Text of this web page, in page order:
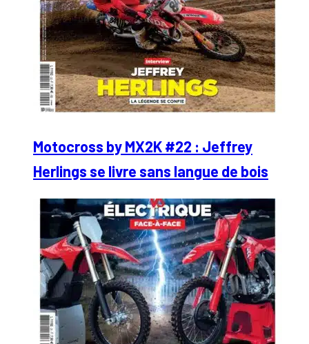
Motocross by MX2K #22 : Jeffrey
Herlings se livre sans langue de bois